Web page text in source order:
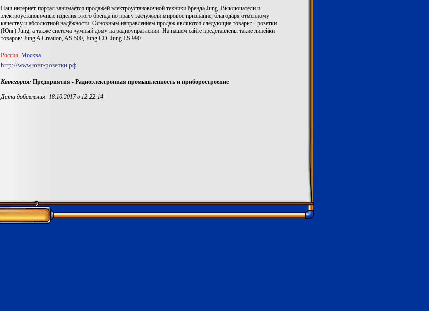
Наш интернет-портал занимается продажей электроустановочной техники бренда Jung. Выключатели и
электроустановочные изделия этого бренда по праву заслужили мировое признание, благодаря отменному
качеству и абсолютной надёжности. Основным направлением продаж являются следующие товары: - розетки
(Юнг) Jung, а также система «умный дом» на радиоуправлении. На нашем сайте представлены такие линейки
товаров: Jung A Creation, AS 500, Jung CD, Jung LS 990.
Россия, Москва
http://www.юнг-розетки.рф
Категория: Предприятия - Радиоэлектронная промышленность и приборостроение
Дата добавления: 18.10.2017 в 12:22:14